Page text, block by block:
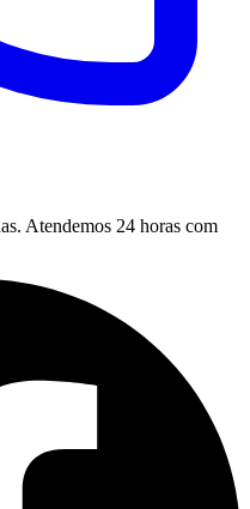
Atendemos 24 horas com